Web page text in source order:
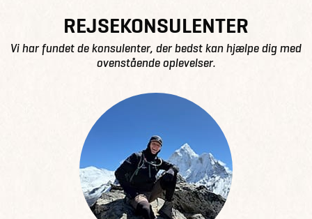
REJSEKONSULENTER
Vi har fundet de konsulenter, der bedst kan hjælpe dig med
ovenstående oplevelser.